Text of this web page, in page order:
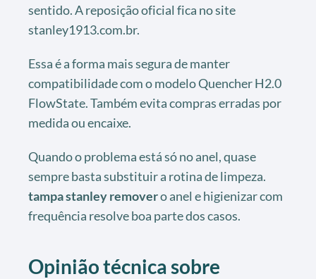
sentido. A reposição oficial fica no site
stanley1913.com.br.
Essa é a forma mais segura de manter
compatibilidade com o modelo Quencher H2.0
FlowState. Também evita compras erradas por
medida ou encaixe.
Quando o problema está só no anel, quase
sempre basta substituir a rotina de limpeza.
tampa stanley removero anel e higienizar com
frequência resolve boa parte dos casos.
Opinião técnica sobre